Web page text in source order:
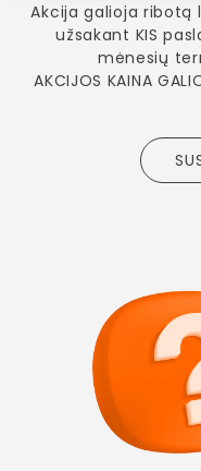
Akcija galioja ribotą
užsakant KIS
mėnesių
AKCIJOS KAINA